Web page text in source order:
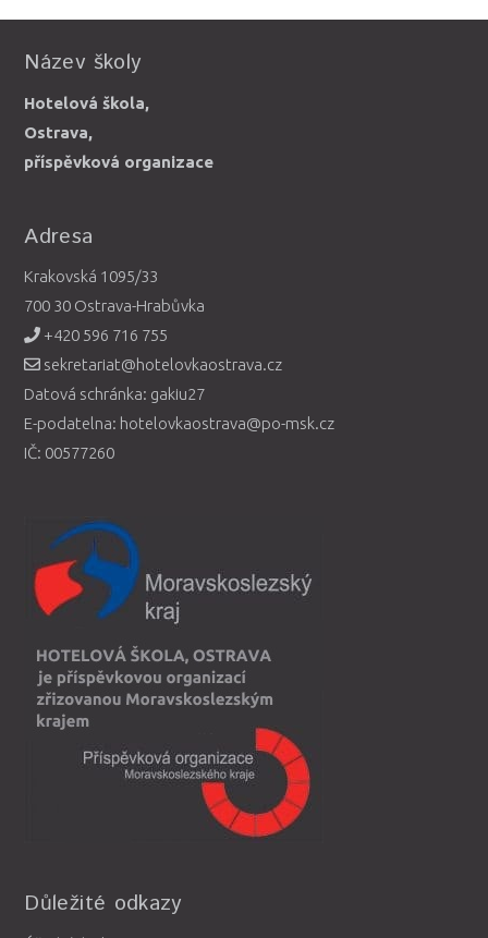
Název školy
Hotelová škola,
Ostrava,
příspěvková organizace
Adresa
Krakovská 1095/33
700 30 Ostrava-Hrabůvka
+420 596 716 755
sekretariat@hotelovkaostrava.cz
Datová schránka: gakiu27
E-podatelna: hotelovkaostrava@po-msk.cz
IČ: 00577260
Důležité odkazy